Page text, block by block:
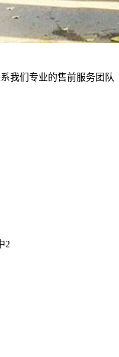
我们专业的售前服务团队
2